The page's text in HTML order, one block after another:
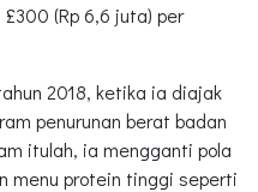
(Rp 6,6 juta) per
2018, ketika ia diajak
penurunan berat badan
itulah, ia mengganti pola
menu protein tinggi seperti